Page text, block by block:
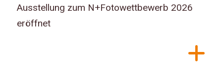
Ausstellung zum N+Fotowettbewerb 2026
eröffnet